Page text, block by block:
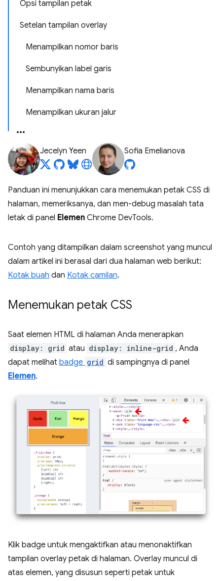
Opsi tampilan petak
Setelan tampilan overlay
Menampilkan nomor baris
Sembunyikan label garis
Menampilkan nama baris
Menampilkan ukuran jalur
Jecelyn Yeen Sofia Emelianova
Panduan ini menunjukkan cara menemukan petak CSS di
halaman, memeriksanya, dan men-debug masalah tata
letak di panel Elemen Chrome DevTools.
Contoh yang ditampilkan dalam screenshot yang muncul
dalam artikel ini berasal dari dua halaman web berikut:
Kotak buah dan Kotak camilan.
Menemukan petak CSS
Saat elemen HTML di halaman Anda menerapkan
display: grid atau display: inline-grid , Anda
dapat melihat badge grid di sampingnya di panel
Elemen.
Klik badge untuk mengaktifkan atau menonaktifkan
tampilan overlay petak di halaman. Overlay muncul di
atas elemen, yang disusun seperti petak untuk